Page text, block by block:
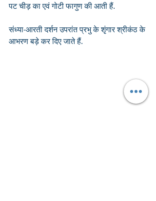
पट चीड़ का एवं गोटी फागुण की आती हैं.
संध्या-आरती दर्शन उपरांत प्रभु के शृंगार श्रीकंठ के
आभरण बड़े कर दिए जाते हैं.